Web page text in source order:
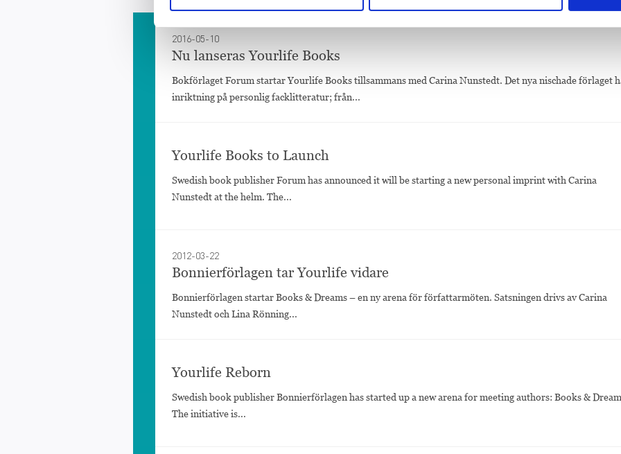
2016-05-10
Nu lanseras Yourlife Books
Bokförlaget Forum startar Yourlife Books tillsammans med Carina Nunstedt. Det nya nischade förlaget
inriktning på personlig facklitteratur; från...
Yourlife Books to Launch
Swedish book publisher Forum has announced it will be starting a new personal imprint with Carina
Nunstedt at the helm. The...
2012-03-22
Bonnierförlagen tar Yourlife vidare
Bonnierförlagen startar Books & Dreams – en ny arena för författarmöten. Satsningen drivs av Carina
Nunstedt och Lina Rönning...
Yourlife Reborn
Swedish book publisher Bonnierförlagen has started up a new arena for meeting authors: Books &
The initiative is...